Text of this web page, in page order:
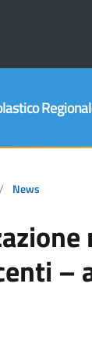
News
–